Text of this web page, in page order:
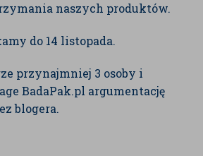
naszych produktów.
do 14 listopada.
przynajmniej 3 osoby i
BadaPak.pl argumentację
blogera.